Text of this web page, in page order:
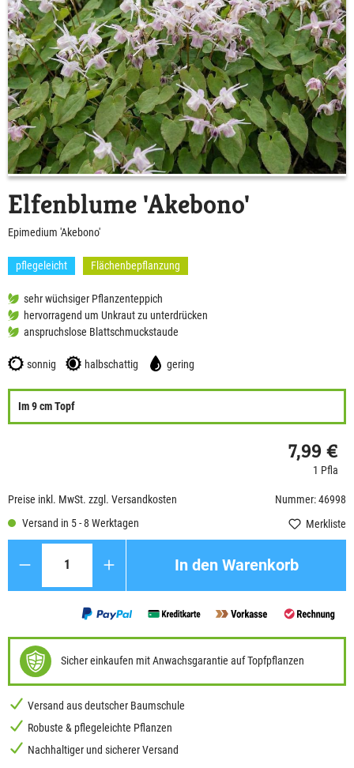
Elfenblume 'Akebono'
Epimedium 'Akebono'
pflegeleicht Flächenbepflanzung
sehr wüchsiger Pflanzenteppich
hervorragend um Unkraut zu unterdrücken
anspruchslose Blattschmuckstaude
sonnig halbschattig gering
Im 9 cm Topf
7,99 €
1 Pfla
Preise inkl. MwSt. zzgl. Versandkosten
Nummer: 46998
Versand in 5 - 8 Werktagen
Merkliste
In den Warenkorb
Sicher einkaufen mit Anwachsgarantie auf Topfpflanzen
Versand aus deutscher Baumschule
Robuste & pflegeleichte Pflanzen
Nachhaltiger und sicherer Versand